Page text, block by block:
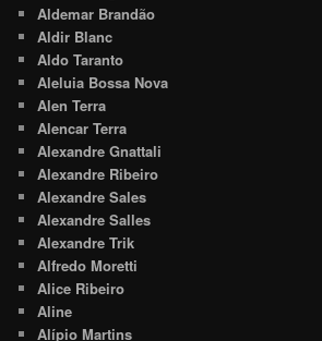
Aldemar Brandão
Aldir Blanc
Aldo Taranto
Aleluia Bossa Nova
Alen Terra
Alencar Terra
Alexandre Gnattali
Alexandre Ribeiro
Alexandre Sales
Alexandre Salles
Alexandre Trik
Alfredo Moretti
Alice Ribeiro
Aline
Alípio Martins